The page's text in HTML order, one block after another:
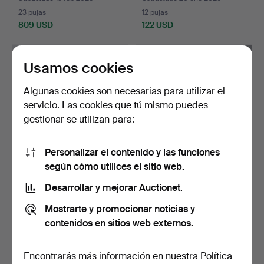
23 pujas
809 USD
seleccionado
12 pujas
122 USD
«SOFÁ DE ESTUDIO»
ERCOL WINDSOR DE
7 pujas
539 USD
seleccionado
SOFÁ DE DOS PLAZAS
ERCOL WINDSOR CON
13 pujas
458 USD
seleccionado
Usamos cookies
Algunas cookies son necesarias para utilizar el
servicio. Las cookies que tú mismo puedes
gestionar se utilizan para:
Personalizar el contenido y las funciones
según cómo utilices el sitio web.
Desarrollar y mejorar Auctionet.
Mostrarte y promocionar noticias y
contenidos en sitios web externos.
Encontrarás más información en nuestra Política